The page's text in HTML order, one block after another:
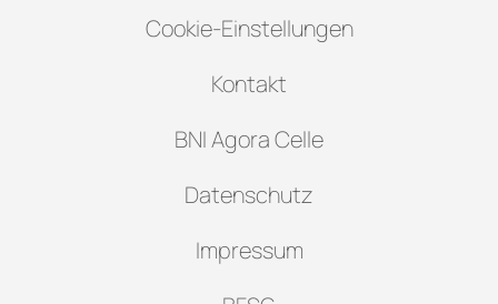
Cookie-Einstellungen
Kontakt
BNI Agora Celle
Datenschutz
Impressum